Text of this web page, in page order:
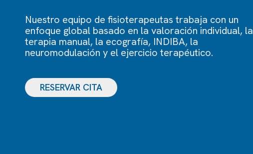
Nuestro equipo de fisioterapeutas trabaja con un
enfoque global basado en la valoración individual, la
terapia manual, la ecografía, INDIBA, la
neuromodulación y el ejercicio terapéutico.
RESERVAR CITA